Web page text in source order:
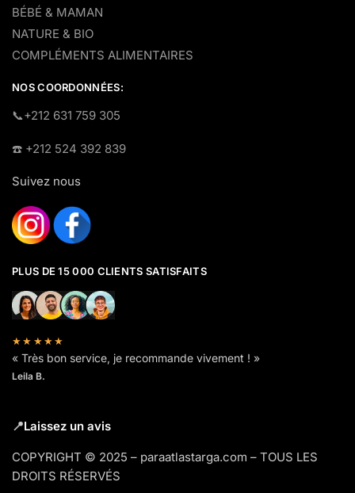
BÉBÉ & MAMAN
NATURE & BIO
COMPLÉMENTS ALIMENTAIRES
NOS COORDONNÉES:
​📞+212 631 759 305
☎️​ +212 524 392 839
Suivez nous
PLUS DE 15 000 CLIENTS SATISFAITS
★★★★★
« Très bon service, je recommande vivement ! »
Leila B.
📍Laissez un avis
COPYRIGHT © 2025 – paraatlastarga.com – TOUS LES
DROITS RÉSERVÉS